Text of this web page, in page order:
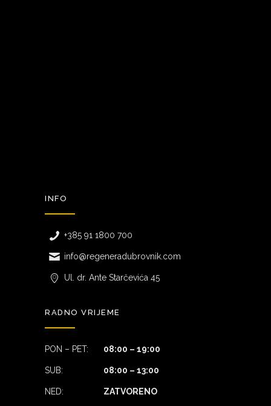
INFO
+385 91 1800 700
info@regeneradubrovnik.com
Ul. dr. Ante Starčevića 45
RADNO VRIJEME
PON – PET: 08:00 – 19:00
SUB: 08:00 – 13:00
NED: ZATVORENO